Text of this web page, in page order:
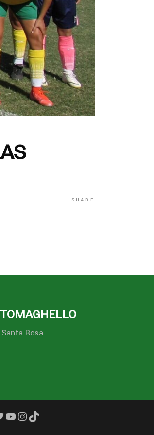
SHARE
Rosa